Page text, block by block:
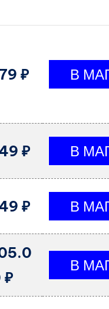
79 ₽
₽
₽
₽